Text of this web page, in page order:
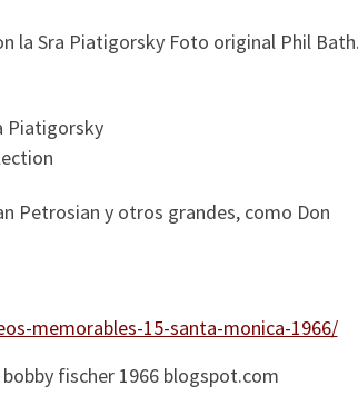
Piatigorsky
Petrosian y otros grandes, como Don
memorables-15-santa-monica-1966/